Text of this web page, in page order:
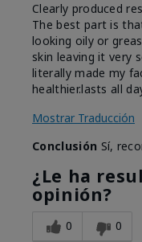
Clearly produced
The best part is
looking oily or
skin leaving it very
literally made my
healthier.lasts all
Mostrar Traducción
Conclusión Sí,
¿Le ha
opinión?
0 0